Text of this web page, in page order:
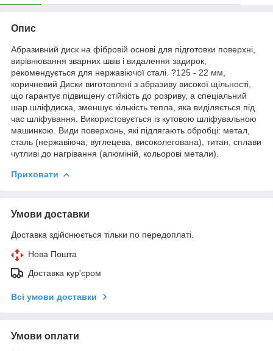
Опис
Абразивний диск на фібровій основі для підготовки поверхні,
вирівнювання зварних швів і видалення задирок,
рекомендується для нержавіючої сталі. ?125 - 22 мм,
коричневий Диски виготовлені з абразиву високої щільності,
що гарантує підвищену стійкість до розриву, а спеціальний
шар шліфдиска, зменшує кількість тепла, яка виділяється під
час шліфування. Використовується із кутовою шліфувальною
машинкою. Види поверхонь, які підлягають обробці: метал,
сталь (нержавіюча, вуглецева, високолегована), титан, сплави
чутливі до нагрівання (алюміній, кольорові метали).
Приховати
Умови доставки
Доставка здійснюється тільки по передоплаті.
Нова Пошта
Доставка кур'єром
Всі умови доставки
Умови оплати